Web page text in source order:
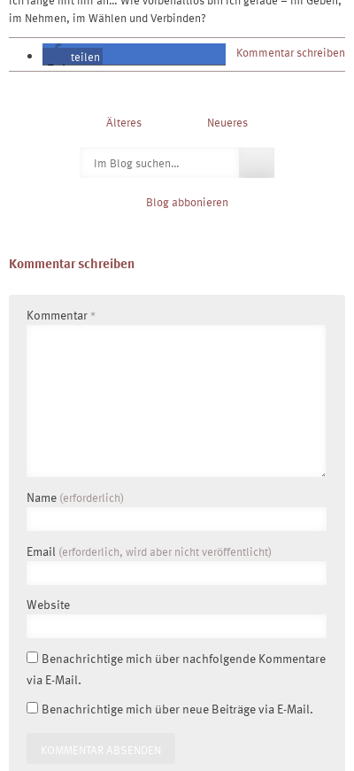
im Nehmen, im Wählen und Verbinden?
teilen
Kommentar schreiben
Älteres
Neueres
Blog abbonieren
Kommentar schreiben
Kommentar *
Name (erforderlich)
Email (erforderlich, wird aber nicht veröffentlicht)
Website
Benachrichtige mich über nachfolgende Kommentare
via E-Mail.
Benachrichtige mich über neue Beiträge via E-Mail.